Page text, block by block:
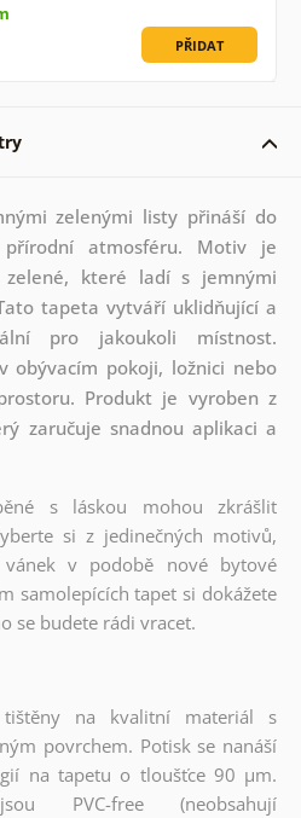
PŘIDAT
zelenými listy přináší do
atmosféru. Motiv je
které ladí s jemnými
tapeta vytváří uklidňující a
pro jakoukoli místnost.
obývacím pokoji, ložnici nebo
Produkt je vyroben z
zaručuje snadnou aplikaci a
s láskou mohou zkrášlit
si z jedinečných motivů,
v podobě nové bytové
samolepících tapet si dokážete
se budete rádi vracet.
tištěny na kvalitní materiál s
povrchem. Potisk se nanáší
na tapetu o tloušťce 90 µm.
PVC-free (neobsahují